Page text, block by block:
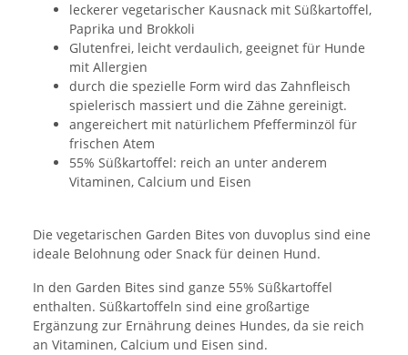
leckerer vegetarischer Kausnack mit Süßkartoffel,
Paprika und Brokkoli
Glutenfrei, leicht verdaulich, geeignet für Hunde
mit Allergien
durch die spezielle Form wird das Zahnfleisch
spielerisch massiert und die Zähne gereinigt.
angereichert mit natürlichem Pfefferminzöl für
frischen Atem
55% Süßkartoffel: reich an unter anderem
Vitaminen, Calcium und Eisen
Die vegetarischen Garden Bites von duvoplus sind eine
ideale Belohnung oder Snack für deinen Hund.
In den Garden Bites sind ganze 55% Süßkartoffel
enthalten. Süßkartoffeln sind eine großartige
Ergänzung zur Ernährung deines Hundes, da sie reich
an Vitaminen, Calcium und Eisen sind.